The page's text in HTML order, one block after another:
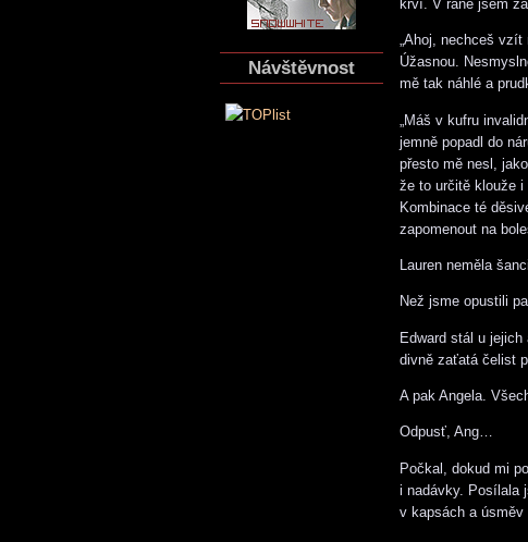
Návštěvnost
krví. V ráně jsem
„Ahoj, nechceš vzít
Úžasnou.
mě tak náhlé a
„Máš v kufru
jemně popadl do
přesto mě nesl,
že to určitě klouže i
Kombinace té
zapomenout na
Lauren neměla
Než jsme opustili
Edward stál u
divně zaťatá čelist
A pak Angela.
Odpusť, Ang…
Počkal, dokud mi
i nadávky. Posílala
v kapsách a úsměv